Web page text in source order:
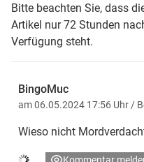
Bitte beachten Sie, dass
Artikel nur 72 Stunden
Verfügung steht.
BingoMuc
am 06.05.2024 17:56 Uhr /
Wieso nicht